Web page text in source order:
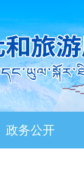
政务公开